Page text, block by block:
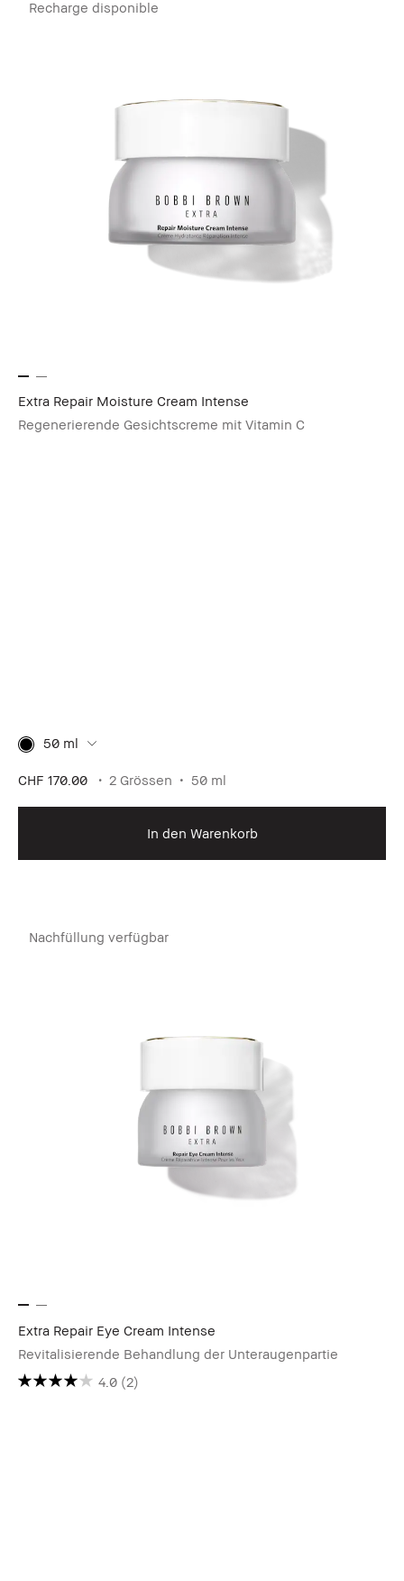
Recharge disponible
Extra Repair Moisture Cream Intense
Regenerierende Gesichtscreme mit Vitamin C
50 ml
CHF 170.00 2 Grössen 50 ml
In den Warenkorb
Nachfüllung verfügbar
Extra Repair Eye Cream Intense
Revitalisierende Behandlung der Unteraugenpartie
4.0 (2)